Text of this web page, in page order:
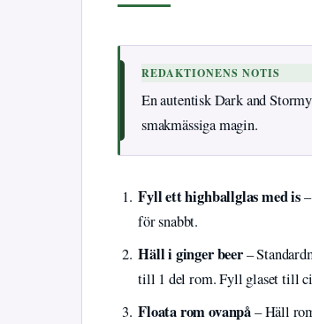
REDAKTIONENS NOTIS
En autentisk Dark and
smakmässiga magin.
Fyll ett highballglas med is
för snabbt.
Häll i ginger beer–
till 1 del rom. Fyll glaset till
Floata rom ovanpå– Häll